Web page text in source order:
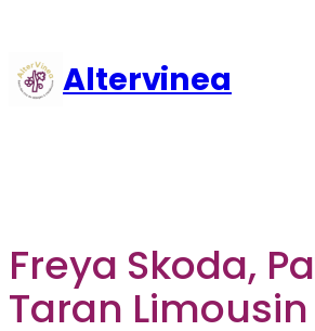
contenuAltervinea
Freya Skoda,
Taran